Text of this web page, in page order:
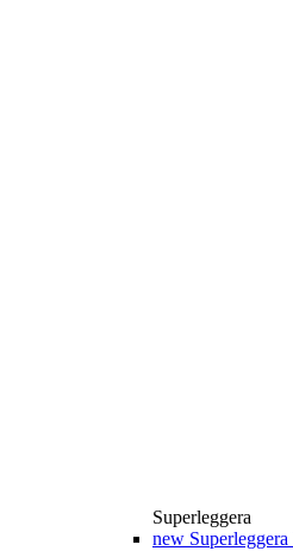
Superleggera
new